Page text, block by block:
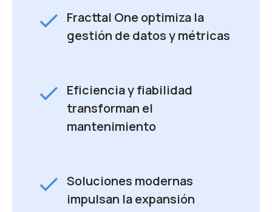
check Fracttal One optimiza la
gestión de datos y métricas
check Eficiencia y fiabilidad
transforman el
mantenimiento
check Soluciones modernas
impulsan la expansión